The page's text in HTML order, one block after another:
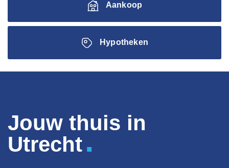
Aankoop
Hypotheken
Jouw thuis in
Utrecht.